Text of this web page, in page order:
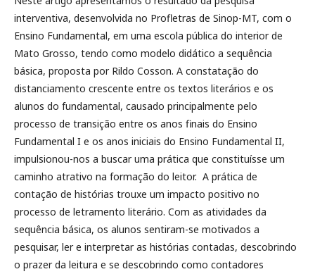
interventiva, desenvolvida no Profletras de Sinop-MT, com o
Ensino Fundamental, em uma escola pública do interior de
Mato Grosso, tendo como modelo didático a sequência
básica, proposta por Rildo Cosson. A constatação do
distanciamento crescente entre os textos literários e os
alunos do fundamental, causado principalmente pelo
processo de transição entre os anos finais do Ensino
Fundamental I e os anos iniciais do Ensino Fundamental II,
impulsionou-nos a buscar uma prática que constituísse um
caminho atrativo na formação do leitor. A prática de
contação de histórias trouxe um impacto positivo no
processo de letramento literário. Com as atividades da
sequência básica, os alunos sentiram-se motivados a
pesquisar, ler e interpretar as histórias contadas, descobrindo
o prazer da leitura e se descobrindo como contadores